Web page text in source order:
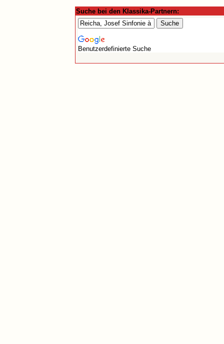
Suche bei den Klassika-Partnern:
Benutzerdefinierte Suche